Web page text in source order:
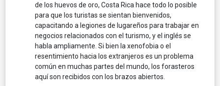
de los huevos de oro, Costa Rica hace todo lo posible
para que los turistas se sientan bienvenidos,
capacitando a legiones de lugareños para trabajar en
negocios relacionados con el turismo, y el inglés se
habla ampliamente. Si bien la xenofobia o el
resentimiento hacia los extranjeros es un problema
común en muchas partes del mundo, los forasteros
aquí son recibidos con los brazos abiertos.